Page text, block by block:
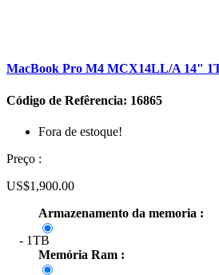
MacBook Pro M4 MCX14LL/A 14"
Código de Refêrencia: 16865
Fora de estoque!
Preço :
US$1,900.00
Armazenamento da memoria :
- 1TB
Memória Ram :